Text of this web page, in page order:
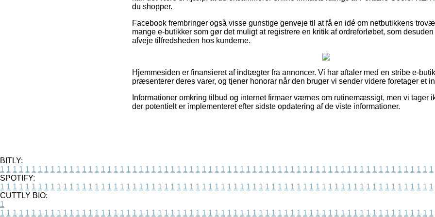
du shopper.
Facebook frembringer også visse gunstige genveje til at få en idé om netbutikkens
mange e-butikker som gør det muligt at registrere en kritik af ordreforløbet, som
afveje tilfredsheden hos kunderne.
Hjemmesiden er finansieret af indtægter fra annoncer. Vi har aftaler med en stribe e-
præsenterer deres varer, og tjener honorar når den bruger vi sender videre foretager et
Informationer omkring tilbud og internet firmaer værnes om rutinemæssigt, men vi tager
der potentielt er implementeret efter sidste opdatering af de viste informationer.
BITLY:
1 1 1 1 1 1 1 1 1 1 1 1 1 1 1 1 1 1 1 1 1 1 1 1 1 1 1 1 1 1 1 1 1 1 1 1 1 1 1 1 1 1 1 1 1 1 1 1 1 1 1 1 1 1 1 1 1 1 1 1 1 1 1 1 1 1 1 1 1
SPOTIFY:
1 1 1 1 1 1 1 1 1 1 1 1 1 1 1 1 1 1 1 1 1 1 1 1 1 1 1 1 1 1 1 1 1 1 1 1 1 1 1 1 1 1 1 1 1 1 1 1 1 1 1 1 1 1 1 1 1 1 1 1 1 1 1 1 1 1 1 1 1
CUTTLY BIO:
1
1 1 1 1 1 1 1 1 1 1 1 1 1 1 1 1 1 1 1 1 1 1 1 1 1 1 1 1 1 1 1 1 1 1 1 1 1 1 1 1 1 1 1 1 1 1 1 1 1 1 1 1 1 1 1 1 1 1 1 1 1 1 1 1 1 1 1 1 1